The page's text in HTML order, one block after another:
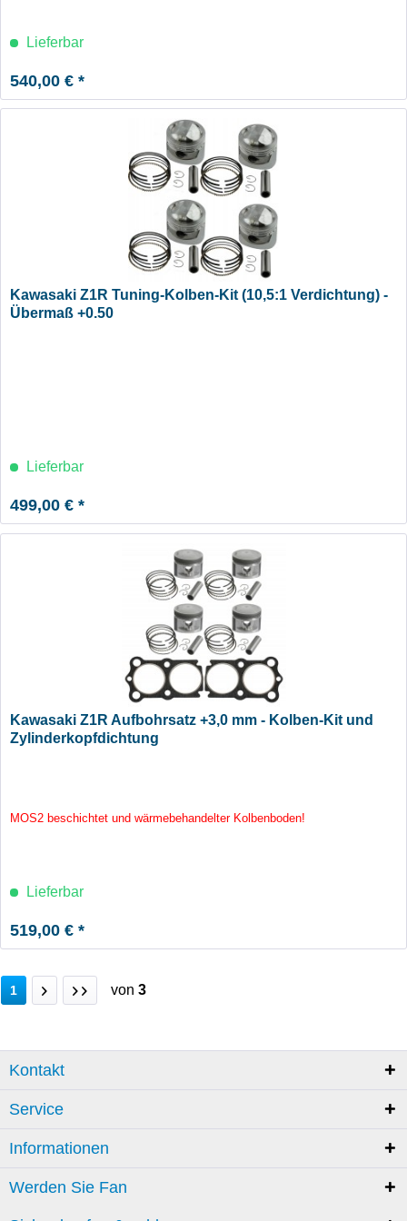
Lieferbar
540,00 € *
Kawasaki Z1R Tuning-Kolben-Kit (10,5:1 Verdichtung) -
Übermaß +0.50
Lieferbar
499,00 € *
Kawasaki Z1R Aufbohrsatz +3,0 mm - Kolben-Kit und
Zylinderkopfdichtung
MOS2 beschichtet und wärmebehandelter Kolbenboden!
Lieferbar
519,00 € *
1 von 3
Kontakt
Service
Informationen
Werden Sie Fan